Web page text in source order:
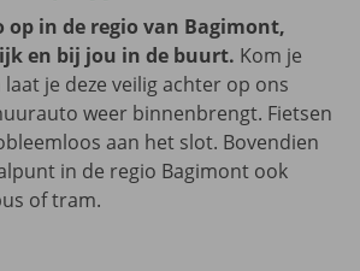
in de regio van Bagimont,
en bij jou in de buurt. Kom je
je deze veilig achter op ons
weer binnenbrengt. Fietsen
aan het slot. Bovendien
in de regio Bagimont ook
of tram.